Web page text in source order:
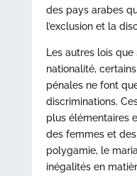
des pays arabes
l’exclusion et la
Les autres lois
nationalité,
pénales ne font
discriminations.
plus élémentaires
des femmes et
polygamie, le
inégalités en